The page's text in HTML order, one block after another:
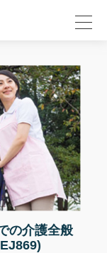
の介護全般